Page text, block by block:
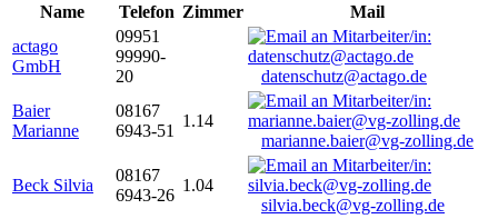
Name
Telefon Zimmer
Mail
actago
GmbH
09951
99990-
20
datenschutz@actago.de
Baier
Marianne
08167
6943-51
1.14
marianne.baier@vg-zolling.de
Beck Silvia
08167
6943-26
1.04
silvia.beck@vg-zolling.de